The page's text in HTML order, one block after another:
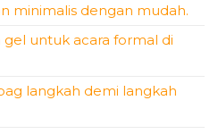
minimalis dengan mudah.
untuk acara formal di
langkah demi langkah